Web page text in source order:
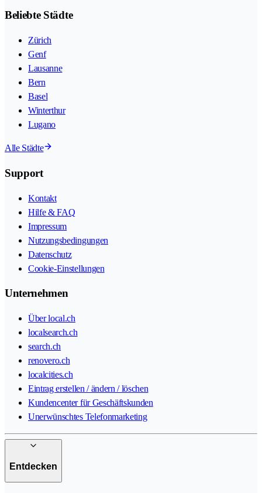
Beliebte Städte
Zürich
Genf
Lausanne
Bern
Basel
Winterthur
Lugano
Alle Städte
Support
Kontakt
Hilfe & FAQ
Impressum
Nutzungsbedingungen
Datenschutz
Cookie-Einstellungen
Unternehmen
Über local.ch
localsearch.ch
search.ch
renovero.ch
localcities.ch
Eintrag erstellen / ändern / löschen
Kundencenter für Geschäftskunden
Unerwünschtes Telefonmarketing
Entdecken